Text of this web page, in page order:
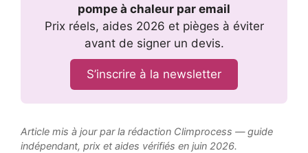
pompe à chaleur par email
Prix réels, aides 2026 et pièges à éviter
avant de signer un devis.
S’inscrire à la newsletter
Article mis à jour par la rédaction Climprocess — guide
indépendant, prix et aides vérifiés en juin 2026.